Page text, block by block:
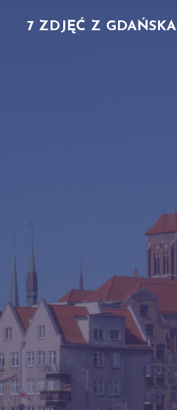
7 ZDJĘĆ Z GDAŃSKA